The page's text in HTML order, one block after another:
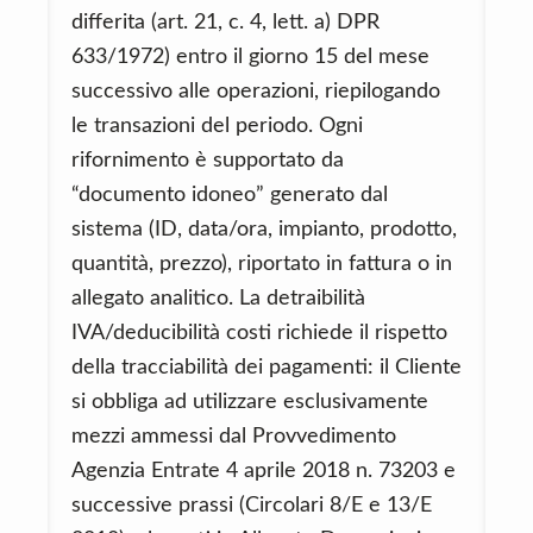
differita (art. 21, c. 4, lett. a) DPR
633/1972) entro il giorno 15 del mese
successivo alle operazioni, riepilogando
le transazioni del periodo. Ogni
rifornimento è supportato da
“documento idoneo” generato dal
sistema (ID, data/ora, impianto, prodotto,
quantità, prezzo), riportato in fattura o in
allegato analitico. La detraibilità
IVA/deducibilità costi richiede il rispetto
della tracciabilità dei pagamenti: il Cliente
si obbliga ad utilizzare esclusivamente
mezzi ammessi dal Provvedimento
Agenzia Entrate 4 aprile 2018 n. 73203 e
successive prassi (Circolari 8/E e 13/E